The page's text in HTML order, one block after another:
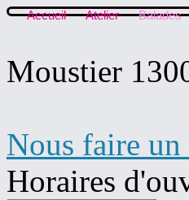
Accueil Atelier Balades
Moustier
Nous faire un
Horaires